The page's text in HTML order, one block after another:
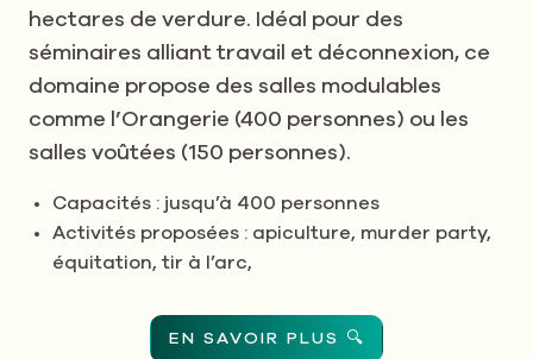
hectares de verdure. Idéal pour des
séminaires alliant travail et déconnexion, ce
domaine propose des salles modulables
comme l’Orangerie (400 personnes) ou les
salles voûtées (150 personnes).
Capacités : jusqu’à 400 personnes
Activités proposées : apiculture, murder party,
équitation, tir à l’arc,
EN SAVOIR PLUS 🔍